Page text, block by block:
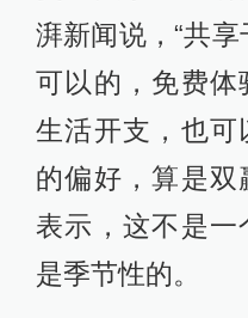
湃新闻说，“共
可以的，免费体
生活开支，也可
的偏好，算是
表示，这不是一
是季节性的。